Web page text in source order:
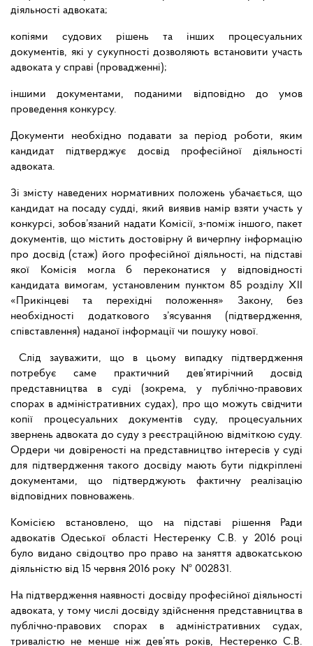
діяльності адвоката;
копіями судових рішень та інших процесуальних
документів, які у сукупності дозволяють встановити участь
адвоката у справі (провадженні);
іншими документами, поданими відповідно до умов
проведення конкурсу.
Документи необхідно подавати за період роботи, яким
кандидат підтверджує досвід професійної діяльності
адвоката.
Зі змісту наведених нормативних положень убачається, що
кандидат на посаду судді, який виявив намір взяти участь у
конкурсі, зобов’язаний надати Комісії, з-поміж іншого, пакет
документів, що містить достовірну й вичерпну інформацію
про досвід (стаж) його професійної діяльності, на підставі
якої Комісія могла б переконатися у відповідності
кандидата вимогам, установленим пунктом 85 розділу ХІІ
«Прикінцеві та перехідні положення» Закону, без
необхідності додаткового з’ясування (підтвердження,
співставлення) наданої інформації чи пошуку нової.
Слід зауважити, що в цьому випадку підтвердження
потребує саме практичний дев’ятирічний досвід
представництва в суді (зокрема, у публічно-правових
спорах в адміністративних судах), про що можуть свідчити
копії процесуальних документів суду, процесуальних
звернень адвоката до суду з реєстраційною відміткою суду.
Ордери чи довіреності на представництво інтересів у суді
для підтвердження такого досвіду мають бути підкріплені
документами, що підтверджують фактичну реалізацію
відповідних повноважень.
Комісією встановлено, що на підставі рішення Ради
адвокатів Одеської області Нестеренку С.В. у 2016 році
було видано свідоцтво про право на заняття адвокатською
діяльністю від 15 червня 2016 року № 002831.
На підтвердження наявності досвіду професійної діяльності
адвоката, у тому числі досвіду здійснення представництва в
публічно-правових спорах в адміністративних судах,
тривалістю не менше ніж дев’ять років, Нестеренко С.В.